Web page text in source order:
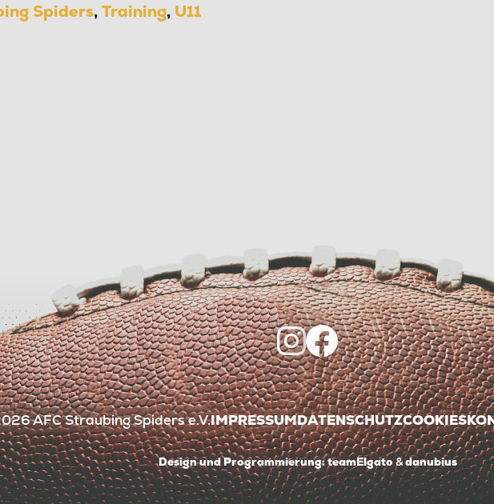
Spiders,Training, U11
AFC Straubing Spiders e.V.IMPRESSUMDATENSCHUTZCOOKIES
Design und Programmierung:teamElgato &danubius